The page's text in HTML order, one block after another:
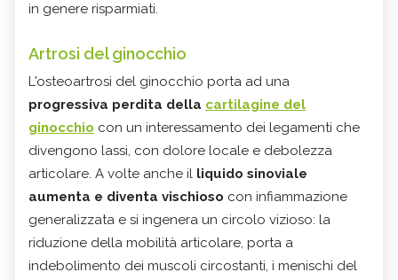
in genere risparmiati.
Artrosi del ginocchio
L'osteoartrosi del ginocchio porta ad una
progressiva perdita della cartilagine del
ginocchio con un interessamento dei legamenti che
divengono lassi, con dolore locale e debolezza
articolare. A volte anche il liquido sinoviale
aumenta e diventa vischioso con infiammazione
generalizzata e si ingenera un circolo vizioso: la
riduzione della mobilità articolare, porta a
indebolimento dei muscoli circostanti, i menischi del